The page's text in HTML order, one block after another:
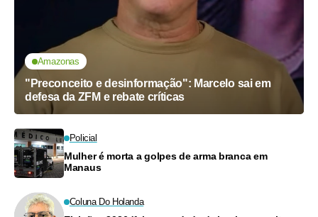
Amazonas
"Preconceito e desinformação": Marcelo sai em
defesa da ZFM e rebate críticas
Policial
Mulher é morta a golpes de arma branca em
Manaus
Coluna Do Holanda